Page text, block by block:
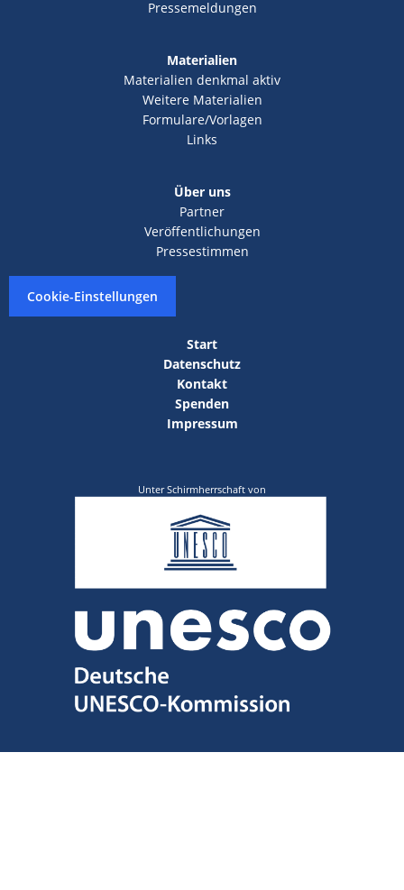
Pressemeldungen
Materialien
Materialien denkmal aktiv
Weitere Materialien
Formulare/Vorlagen
Links
Über uns
Partner
Veröffentlichungen
Pressestimmen
Cookie-Einstellungen
Start
Datenschutz
Kontakt
Spenden
Impressum
Unter Schirmherrschaft von